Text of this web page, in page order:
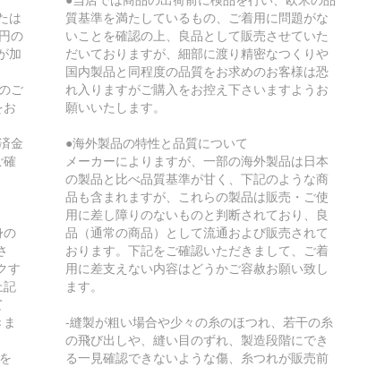
は
の
加
ご
金
の
す
記
質基準を満たしているもの、ご着用に問題がな
いことを確認の上、良品として販売させていた
だいておりますが、細部に渡り精密なつくりや
国内製品と同程度の品質をお求めのお客様は恐
れ入りますがご購入をお控え下さいますようお
願いいたします。
●海外製品の特性と品質について
メーカーによりますが、一部の海外製品は日本
の製品と比べ品質基準が甘く、下記のような商
品も含まれますが、これらの製品は販売・ご使
用に差し障りのないものと判断されており、良
品（通常の商品）として流通および販売されて
おります。下記をご確認いただきまして、ご着
用に差支えない内容はどうかご容赦お願い致し
ます。
-縫製が粗い場合や少々の糸のほつれ、若干の糸
の飛び出しや、縫い目のずれ、製造段階にでき
る一見確認できないような傷、糸つれが販売前